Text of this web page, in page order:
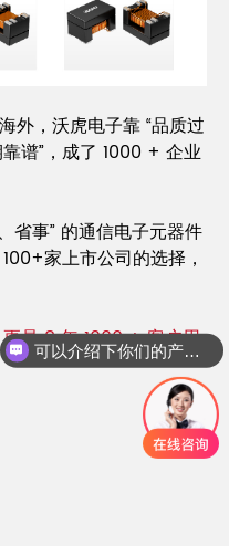
外，沃虎电子靠 “品质过
谱”，成了 1000 + 企业
省事” 的通信电子元器件
家上市公司的选择，
是 8 年 1000 + 客户用
可以介绍下你们的产品么